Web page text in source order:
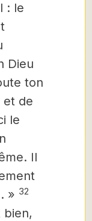
: le
Dieu
ton
et de
le
Il
» 32
bien,